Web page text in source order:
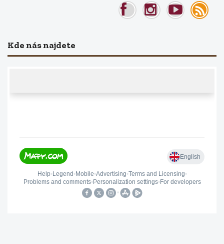
Kde nás najdete